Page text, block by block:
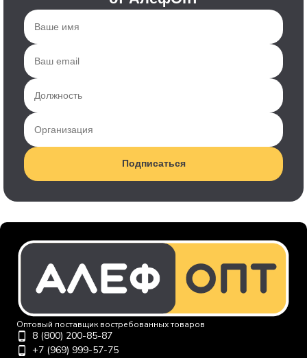
Подписаться
Оптовый поставщик востребованных товаров
8 (800) 200-85-87
+7 (969) 999-57-75